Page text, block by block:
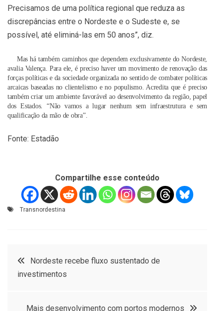
Precisamos de uma política regional que reduza as
discrepâncias entre o Nordeste e o Sudeste e, se
possível, até eliminá-las em 50 anos”, diz.
Mas há também caminhos que dependem exclusivamente do Nordeste,
avalia Valença. Para ele, é preciso haver um movimento de renovação das
forças políticas e da sociedade organizada no sentido de combater políticas
arcaicas baseadas no clientelismo e no populismo. Acredita que é preciso
também criar um ambiente favorável ao desenvolvimento da região, papel
dos Estados. “Não vamos a lugar nenhum sem infraestrutura e sem
qualificação da mão de obra”.
Fonte: Estadão
Compartilhe esse conteúdo
Transnordestina
Navegação
Nordeste recebe fluxo sustentado de
investimentos
Mais desenvolvimento com portos modernos